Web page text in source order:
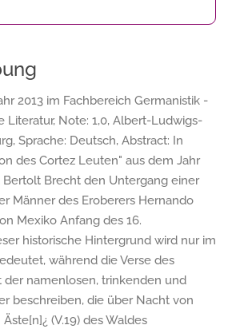
2013 im Fachbereich Germanistik -
Literatur, Note: 1,0, Albert-Ludwigs-
Sprache: Deutsch, Abstract: In
des Cortez Leuten" aus dem Jahr
Bertolt Brecht den Untergang einer
Männer des Eroberers Hernando
Mexiko Anfang des 16.
historische Hintergrund wird nur im
während die Verse des
der namenlosen, trinkenden und
beschreiben, die über Nacht von
(V.19) des Waldes